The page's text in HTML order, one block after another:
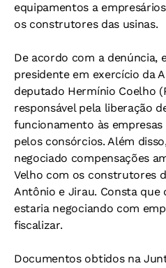
equipamentos a
os construtores das usinas.
De acordo com a denúncia,
presidente em exercício da
deputado Hermínio Coelho
responsável pela liberação
funcionamento às
pelos consórcios. Além
negociado compensações
Velho com os construtores
Antônio e Jirau. Consta que
estaria negociando com
fiscalizar.
Documentos obtidos na